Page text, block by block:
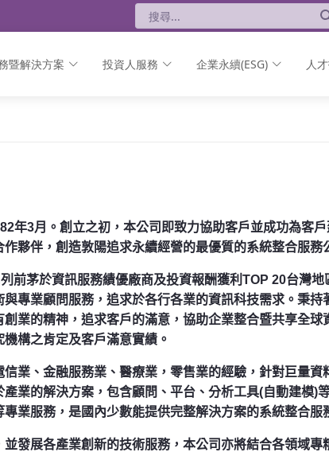
暨解決方案 投資人服務 企業永續(ESG) 人
82年3月。創立之初，本公司即致力協助客戶並成功為客
夥伴，創造敦陽追求永續經營的最優質的系統整合服務
前茅於資訊服務績優廠商及投資報酬獲利 TOP 20台灣地
專業顧問服務，追求於各行各業的資訊科技需求。秉持
業的精神，追求客戶的滿意，協助企業整合暨共享全球
構之肯定及客戶滿意實績。
業、金融服務業、醫療業，零售業的經驗，針對巨量資
業的解決方案，包含顧問、平台、分析工具(自動建模)
業服務，是國內少數能提供完整解決方案的系統整合服
發展各產業創新的技術服務，本公司亦將結合各領域專